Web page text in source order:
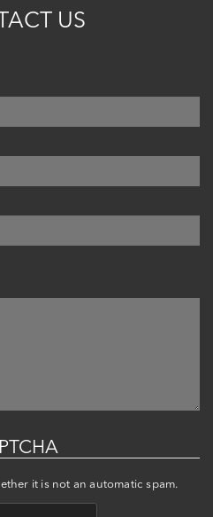
US
it is not an automatic spam.